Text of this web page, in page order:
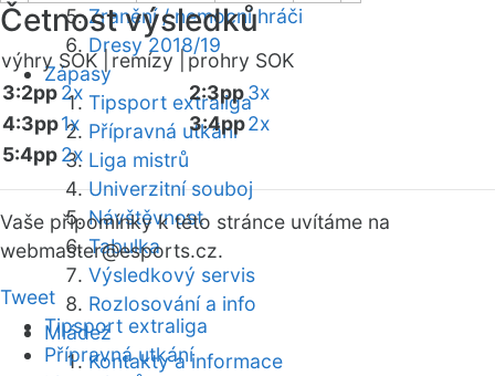
Zranění / nemocní hráči
Dresy 2018/19
Zápasy
Tipsport extraliga
Přípravná utkání
Liga mistrů
Univerzitní souboj
Návštěvnost
Tabulka
Výsledkový servis
Rozlosování a info
Mládež
Kontakty a informace
Četnost výsledků
výhry SOK | remízy |
prohry SOK
3:2pp2x
4:3pp1x
5:4pp2x
2:3pp3x
3:4pp2x
Vaše připomínky k této stránce uvítáme na
webmaster@esports.cz.
Tweet
Tipsport extraliga
Přípravná utkání